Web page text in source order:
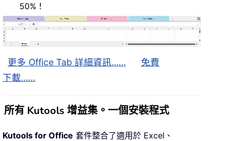
50%！
更多 Office Tab 詳細資訊……
免費
下載……
所有 Kutools 增益集。一個安裝程式
Kutools for Office 套件整合了適用於 Excel、